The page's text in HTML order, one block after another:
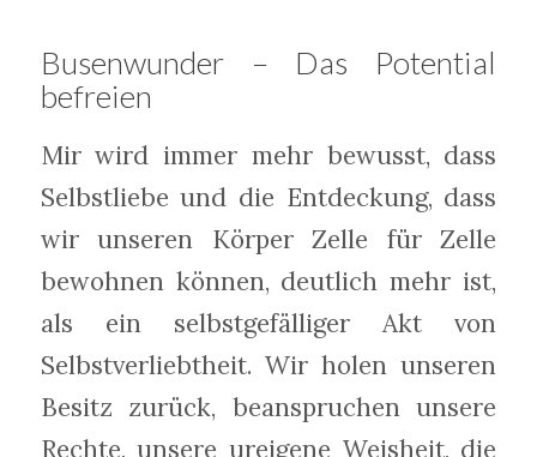
Busenwunder – Das Potential
befreien
Mir wird immer mehr bewusst, dass
Selbstliebe und die Entdeckung, dass
wir unseren Körper Zelle für Zelle
bewohnen können, deutlich mehr ist,
als ein selbstgefälliger Akt von
Selbstverliebtheit. Wir holen unseren
Besitz zurück, beanspruchen unsere
Rechte, unsere ureigene Weisheit, die